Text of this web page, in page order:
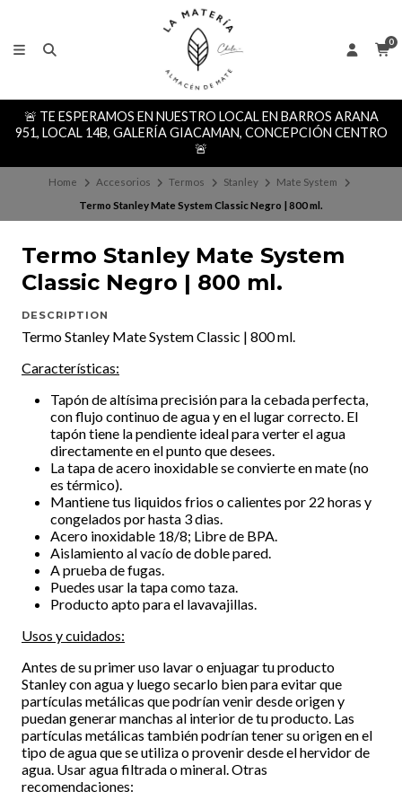
0
🚨 TE ESPERAMOS EN NUESTRO LOCAL EN BARROS ARANA
951, LOCAL 14B, GALERÍA GIACAMAN, CONCEPCIÓN CENTRO
🚨
Home Accesorios Termos Stanley
Mate System
Termo Stanley Mate System Classic Negro | 800 ml.
Termo Stanley Mate System
Classic Negro | 800 ml.
DESCRIPTION
Termo Stanley Mate System Classic | 800 ml.
Características:
Tapón de altísima precisión para la cebada perfecta,
con flujo continuo de agua y en el lugar correcto. El
tapón tiene la pendiente ideal para verter el agua
directamente en el punto que desees.
La tapa de acero inoxidable se convierte en mate (no
es térmico).
Mantiene tus liquidos frios o calientes por 22 horas y
congelados por hasta 3 dias.
Acero inoxidable 18/8; Libre de BPA.
Aislamiento al vacío de doble pared.
A prueba de fugas.
Puedes usar la tapa como taza.
Producto apto para el lavavajillas.
Usos y cuidados:
Antes de su primer uso lavar o enjuagar tu producto
Stanley con agua y luego secarlo bien para evitar que
partículas metálicas que podrían venir desde origen y
puedan generar manchas al interior de tu producto. Las
partículas metálicas también podrían tener su origen en el
tipo de agua que se utiliza o provenir desde el hervidor de
agua. Usar agua filtrada o mineral. Otras
recomendaciones: